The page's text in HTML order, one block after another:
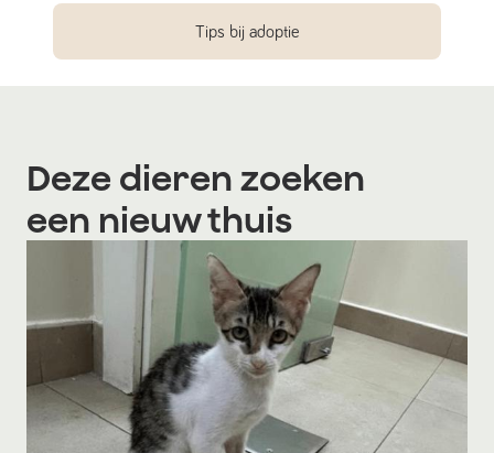
Tips bij adoptie
Deze dieren zoeken
een nieuw thuis